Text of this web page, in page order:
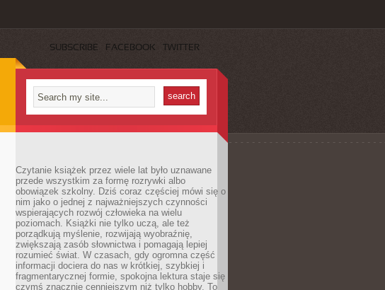
SUBSCRIBE FACEBOOK TWITTER
Czytanie książek przez wiele lat było uznawane
przede wszystkim za formę rozrywki albo
obowiązek szkolny. Dziś coraz częściej mówi się o
nim jako o jednej z najważniejszych czynności
wspierających rozwój człowieka na wielu
poziomach. Książki nie tylko uczą, ale też
porządkują myślenie, rozwijają wyobraźnię,
zwiększają zasób słownictwa i pomagają lepiej
rozumieć świat. W czasach, gdy ogromna część
informacji dociera do nas w krótkiej, szybkiej i
fragmentarycznej formie, spokojna lektura staje się
czymś znacznie cenniejszym niż tylko hobby. To